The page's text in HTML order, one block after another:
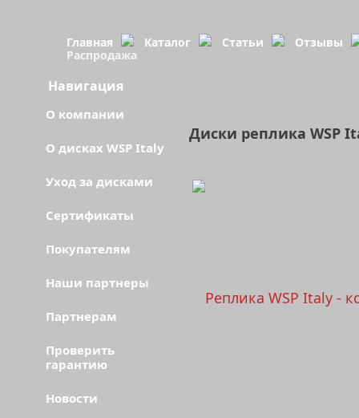
Главная Каталог Статьи
Отзывы
Распродажа
Диски реплика WSP
Навигация
О компании
О дисках WSP Italy
Уход за дисками
Сертификаты
Покупателям
Наши партнеры
Партнерам
Проверить
гарантию
Новости